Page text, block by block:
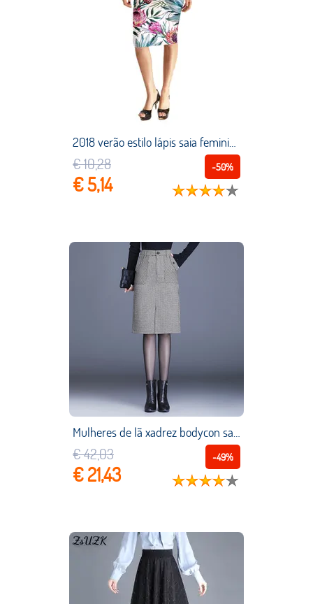
2018 verão estilo lápis saia feminina cintura alta impresso saias vintage elegante floral imprimir saia do meio
-50%
€ 10,28
€ 5,14
Mulheres de lã xadrez bodycon saias outono inverno frente fenda cintura alta streetwear saia reta bolso na altura do joelho saia
-49%
€ 42,03
€ 21,43